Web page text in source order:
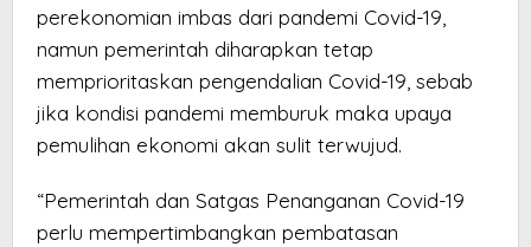
perekonomian imbas dari pandemi Covid-19,
namun pemerintah diharapkan tetap
memprioritaskan pengendalian Covid-19, sebab
jika kondisi pandemi memburuk maka upaya
pemulihan ekonomi akan sulit terwujud.
“Pemerintah dan Satgas Penanganan Covid-19
perlu mempertimbangkan pembatasan